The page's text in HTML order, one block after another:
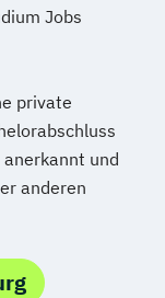
Jobs
private
und
anderen